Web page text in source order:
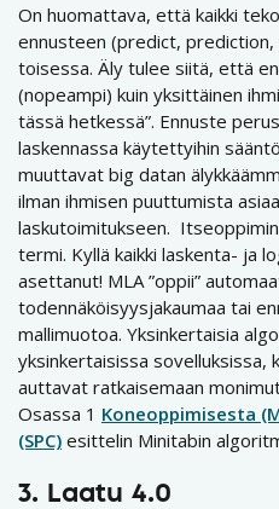
On huomattava, että kaikki
ennusteen (predict,
toisessa. Äly tulee siitä, että
(nopeampi) kuin yksittäinen
tässä hetkessä”. Ennuste
laskennassa käytettyihin
muuttavat big datan
ilman ihmisen puuttumista
laskutoimitukseen.
termi. Kyllä kaikki laskenta- ja
asettanut! MLA ”oppii”
todennäköisyysjakaumaa tai
mallimuotoa. Yksinkertaisia
yksinkertaisissa sovelluksissa,
auttavat ratkaisemaan
Osassa 1 Koneoppimisesta
(SPC) esittelin Minitabin
3. Laatu 4.0